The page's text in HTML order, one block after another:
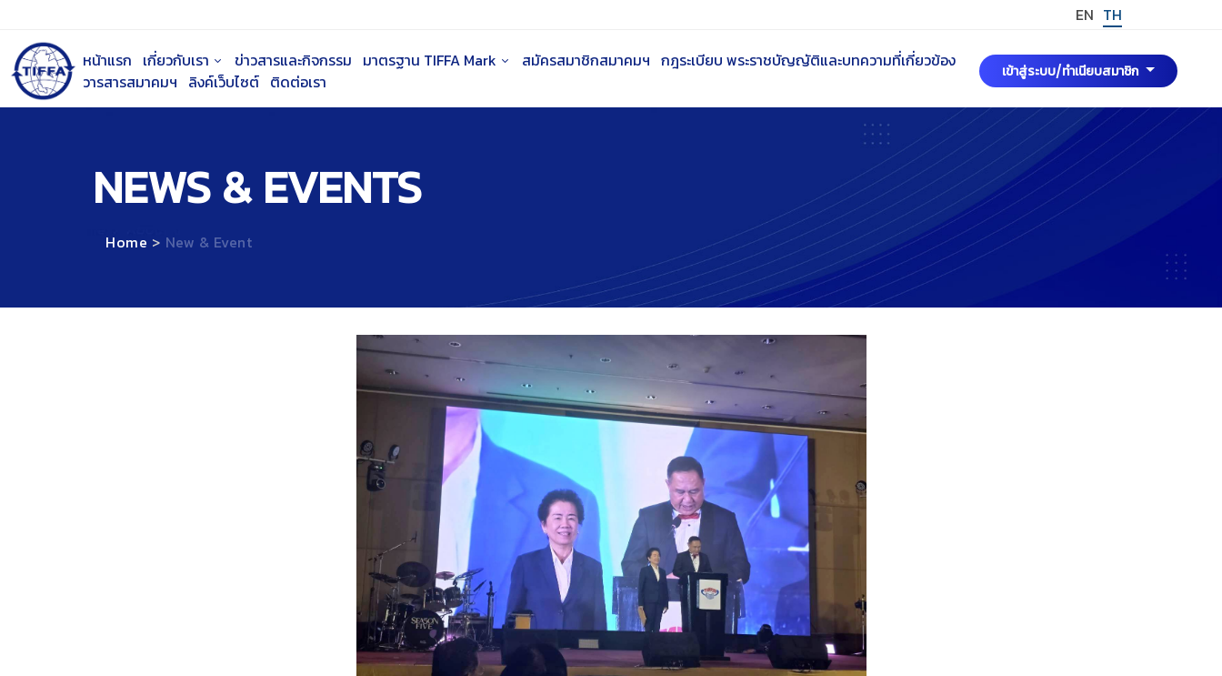
EN TH
หน้าแรก เกี่ยวกับเรา ข่าวสารและกิจกรรม มาตรฐาน TIFFA Mark สมัครสมาชิกสมาคมฯ กฎระเบียบ พระราชบัญญัติและบทความที่เกี่ยวข้อง
วารสารสมาคมฯ ลิงค์เว็บไซต์ ติดต่อเรา เข้าสู่ระบบ/ทำเนียบสมาชิก
NEWS & EVENTS
Home New & Event